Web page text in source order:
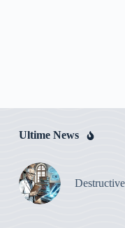
Ultime News